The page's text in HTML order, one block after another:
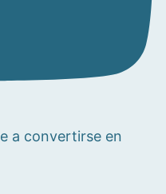
a convertirse en